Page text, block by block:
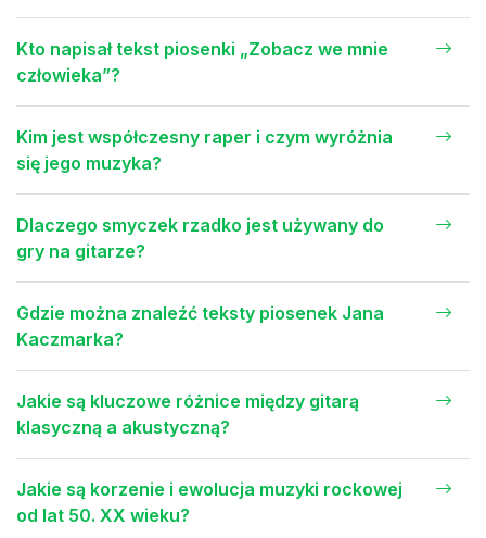
Kto napisał tekst piosenki „Zobacz we mnie
człowieka”?
Kim jest współczesny raper i czym wyróżnia
się jego muzyka?
Dlaczego smyczek rzadko jest używany do
gry na gitarze?
Gdzie można znaleźć teksty piosenek Jana
Kaczmarka?
Jakie są kluczowe różnice między gitarą
klasyczną a akustyczną?
Jakie są korzenie i ewolucja muzyki rockowej
od lat 50. XX wieku?